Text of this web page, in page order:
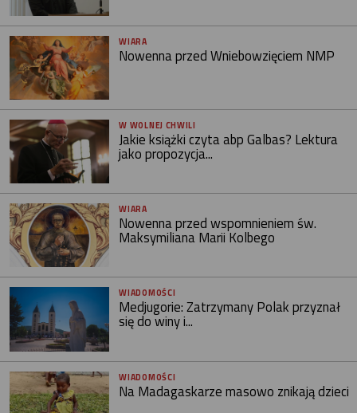
WIARA
Nowenna przed Wniebowzięciem NMP
W WOLNEJ CHWILI
Jakie książki czyta abp Galbas? Lektura
jako propozycja...
WIARA
Nowenna przed wspomnieniem św.
Maksymiliana Marii Kolbego
WIADOMOŚCI
Medjugorie: Zatrzymany Polak przyznał
się do winy i...
WIADOMOŚCI
Na Madagaskarze masowo znikają dzieci